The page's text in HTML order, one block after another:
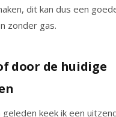
dit kan dus een
zonder gas.
door de huidige
geleden keek ik een